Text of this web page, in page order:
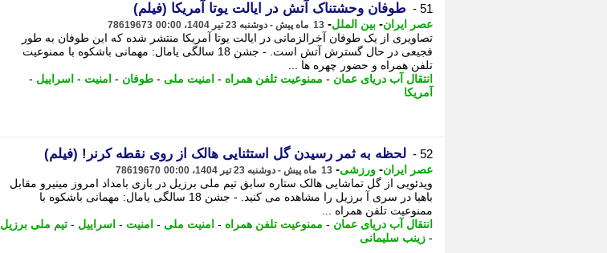
51 - طوفان وحشتناک آتش در ایالت یوتا آمریکا (فیلم)
عصر ایران- بین الملل- 13 ماه پیش - دوشنبه 23 تیر 1404، 00:00 78619673
تصاویری از یک طوفان آخرالزمانی در ایالت یوتا آمریکا منتشر شده که این طوفان به طور
فجیعی در حال گسترش آتش است. - جشن 18 سالگی یامال: مهمانی باشکوه با ممنوعیت
تلفن همراه و حضور چهره ها ...
انتقال آب دریای عمان - ممنوعیت تلفن همراه - امنیت ملی - طوفان - امنیت - اسراییل -
آمریکا
52 - لحظه به ثمر رسیدن گل استثنایی هالک از روی نقطه کرنر! (فیلم)
عصر ایران- ورزشی- 13 ماه پیش - دوشنبه 23 تیر 1404، 00:00 78619670
ویدئویی از گل تماشایی هالک ستاره سابق تیم ملی برزیل در بازی بامداد امروز مینیرو مقابل
باهیا در سری آ برزیل را مشاهده می کنید. - جشن 18 سالگی یامال: مهمانی باشکوه با
ممنوعیت تلفن همراه ...
انتقال آب دریای عمان - ممنوعیت تلفن همراه - امنیت ملی - امنیت - اسراییل - تیم ملی برزیل
- زینب سلیمانی